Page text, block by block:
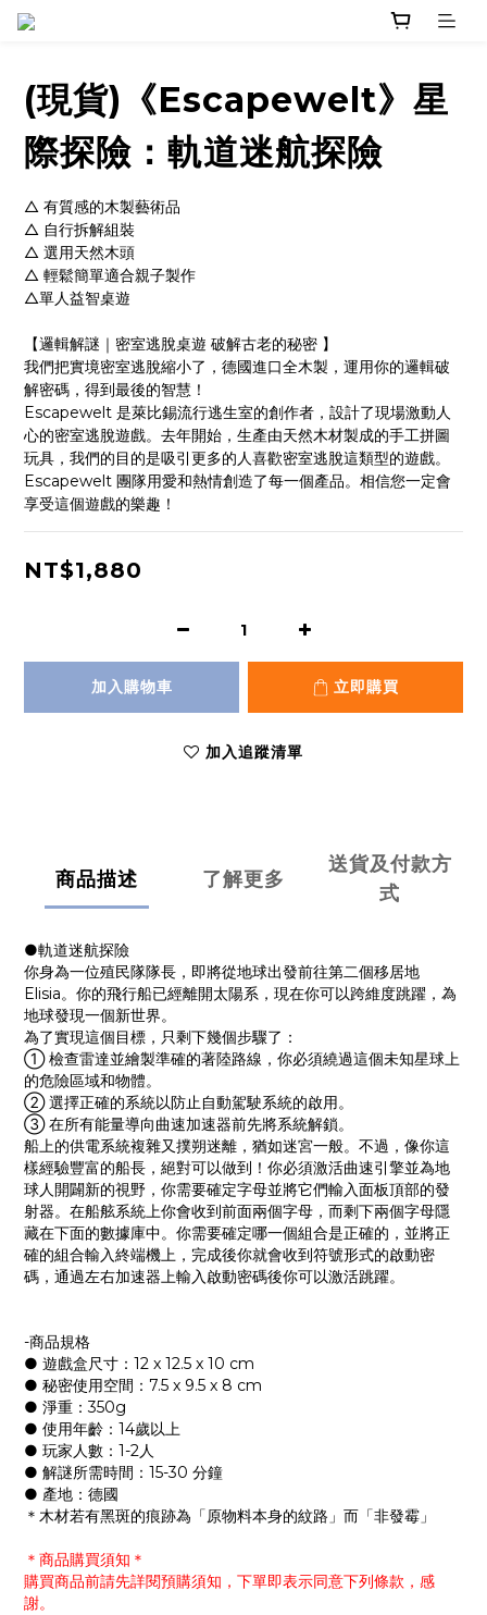
(現貨)《Escapewelt》星
際探險：軌道迷航探險
△ 有質感的木製藝術品
△ 自行拆解組裝
△ 選用天然木頭
△ 輕鬆簡單適合親子製作
△單人益智桌遊
【邏輯解謎｜密室逃脫桌遊 破解古老的秘密 】
我們把實境密室逃脫縮小了，德國進口全木製，運用你的邏輯破
解密碼，得到最後的智慧！
Escapewelt 是萊比錫流行逃生室的創作者，設計了現場激動人
心的密室逃脫遊戲。去年開始，生產由天然木材製成的手工拼圖
玩具，我們的目的是吸引更多的人喜歡密室逃脫這類型的遊戲。
Escapewelt 團隊用愛和熱情創造了每一個產品。相信您一定會
享受這個遊戲的樂趣！
NT$1,880
加入購物車 立即購買
加入追蹤清單
商品描述 了解更多
送貨及付款方
式
●軌道迷航探險
你身為一位殖民隊隊長，即將從地球出發前往第二個移居地
Elisia。你的飛行船已經離開太陽系，現在你可以跨維度跳躍，為
地球發現一個新世界。
為了實現這個目標，只剩下幾個步驟了：
① 檢查雷達並繪製準確的著陸路線，你必須繞過這個未知星球上
的危險區域和物體。
② 選擇正確的系統以防止自動駕駛系統的啟用。
③ 在所有能量導向曲速加速器前先將系統解鎖。
船上的供電系統複雜又撲朔迷離，猶如迷宮一般。不過，像你這
樣經驗豐富的船長，絕對可以做到！你必須激活曲速引擎並為地
球人開闢新的視野，你需要確定字母並將它們輸入面板頂部的發
射器。在船舷系統上你會收到前面兩個字母，而剩下兩個字母隱
藏在下面的數據庫中。你需要確定哪一個組合是正確的，並將正
確的組合輸入終端機上，完成後你就會收到符號形式的啟動密
碼，通過左右加速器上輸入啟動密碼後你可以激活跳躍。
-商品規格
● 遊戲盒尺寸：12 x 12.5 x 10 cm
● 秘密使用空間：7.5 x 9.5 x 8 cm
● 淨重：350g
● 使用年齡：14歲以上
● 玩家人數：1-2人
● 解謎所需時間：15-30 分鐘
● 產地：德國
＊木材若有黑斑的痕跡為「原物料本身的紋路」而「非發霉」
＊商品購買須知＊
購買商品前請先詳閱預購須知，下單即表示同意下列條款，感
謝。